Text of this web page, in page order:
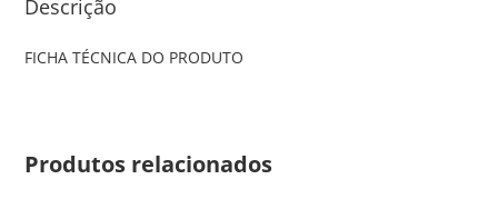
Descrição
FICHA TÉCNICA DO PRODUTO
Produtos relacionados